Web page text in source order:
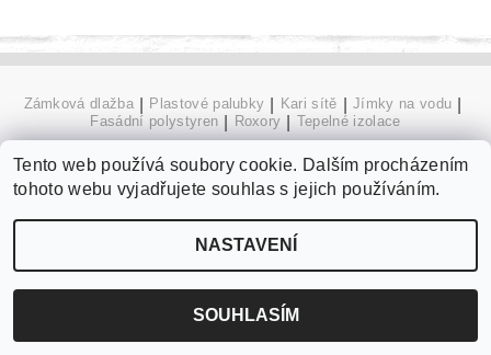
Zámková dlažba Plastové palubky Kari sítě Jímky na vodu
Fasádní polystyren Roxory Tepelné izolace
2026 ©internetové stavebniny, všechna práva vyhrazena
Vytvořil Shoptet
Tento web používá soubory cookie. Dalším procházením
tohoto webu vyjadřujete souhlas s jejich používáním.
NASTAVENÍ
SOUHLASÍM